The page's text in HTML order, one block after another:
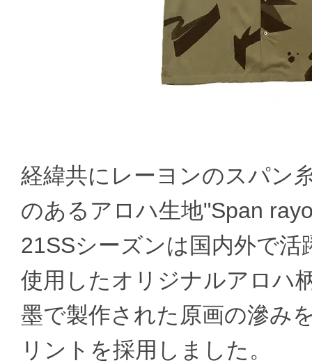
経緯共にレーヨンのスパン
のあるアロハ生地"Span
21SSシーズンは国内外で
使用したオリジナルアロハ
墨で製作された原画の滲み
リントを採用しました。